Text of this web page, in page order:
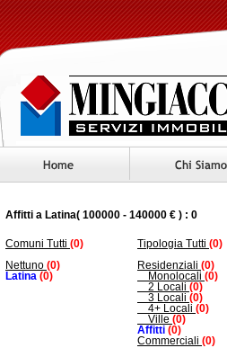
Affitti a Latina( 100000 - 140000 € ) : 0
Comuni Tutti (0)
Nettuno (0)
Latina (0)
Tipologia Tutti (0)
Residenziali (0)
Monolocali (0)
2 Locali (0)
3 Locali (0)
4+ Locali (0)
Ville (0)
Affitti (0)
Commerciali (0)